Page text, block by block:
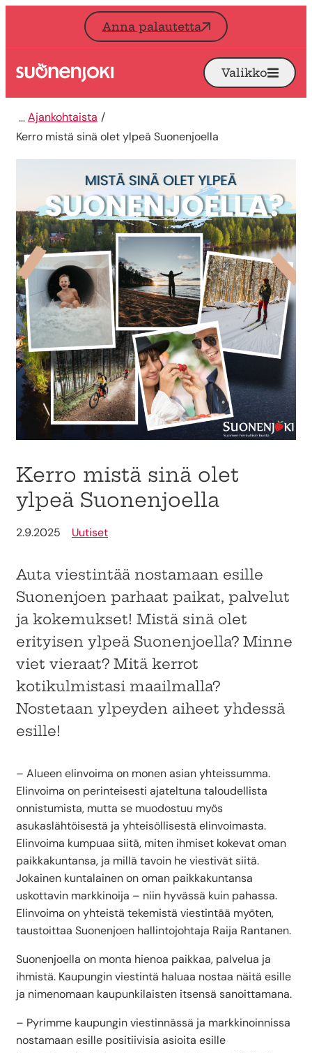
Siirry sisältöön
Anna palautetta
Etusivu Avaa
Valikko
Ajankohtaista
Kerro mistä sinä olet ylpeä Suonenjoella
Kerro mistä sinä olet
ylpeä Suonenjoella
2.9.2025 Uutiset
Auta viestintää nostamaan esille
Suonenjoen parhaat paikat, palvelut
ja kokemukset! Mistä sinä olet
erityisen ylpeä Suonenjoella? Minne
viet vieraat? Mitä kerrot
kotikulmistasi maailmalla?
Nostetaan ylpeyden aiheet yhdessä
esille!
– Alueen elinvoima on monen asian yhteissumma.
Elinvoima on perinteisesti ajateltuna taloudellista
onnistumista, mutta se muodostuu myös
asukaslähtöisestä ja yhteisöllisestä elinvoimasta.
Elinvoima kumpuaa siitä, miten ihmiset kokevat oman
paikkakuntansa, ja millä tavoin he viestivät siitä.
Jokainen kuntalainen on oman paikkakuntansa
uskottavin markkinoija – niin hyvässä kuin pahassa.
Elinvoima on yhteistä tekemistä viestintää myöten,
taustoittaa Suonenjoen hallintojohtaja Raija Rantanen.
Suonenjoella on monta hienoa paikkaa, palvelua ja
ihmistä. Kaupungin viestintä haluaa nostaa näitä esille
ja nimenomaan kaupunkilaisten itsensä sanoittamana.
– Pyrimme kaupungin viestinnässä ja markkinoinnissa
nostamaan esille positiivisia asioita esille